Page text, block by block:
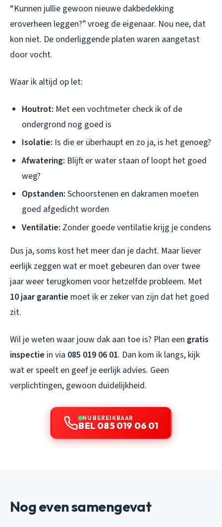
“Kunnen jullie gewoon nieuwe dakbedekking
eroverheen leggen?” vroeg de eigenaar. Nou nee, dat
kon niet. De onderliggende platen waren aangetast
door vocht.
Waar ik altijd op let:
Houtrot: Met een vochtmeter check ik of de
ondergrond nog goed is
Isolatie: Is die er überhaupt en zo ja, is het genoeg?
Afwatering: Blijft er water staan of loopt het goed
weg?
Opstanden: Schoorstenen en dakramen moeten
goed afgedicht worden
Ventilatie: Zonder goede ventilatie krijg je condens
Dus ja, soms kost het meer dan je dacht. Maar liever
eerlijk zeggen wat er moet gebeuren dan over twee
jaar weer terugkomen voor hetzelfde probleem. Met
10 jaar garantie moet ik er zeker van zijn dat het goed
zit.
Wil je weten waar jouw dak aan toe is? Plan een gratis
inspectie in via 085 019 06 01. Dan kom ik langs, kijk
wat er speelt en geef je eerlijk advies. Geen
verplichtingen, gewoon duidelijkheid.
NU BEREIKBAAR
BEL 085 019 06 01
Nog even samengevat